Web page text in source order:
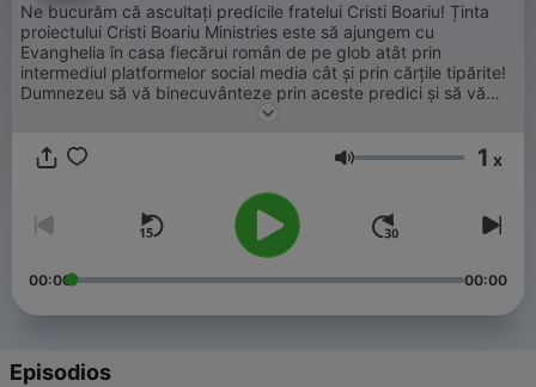
Ne bucurăm că ascultați predicile fratelui Cristi Boariu! Ținta
proiectului Cristi Boariu Ministries este să ajungem cu
Evanghelia în casa fiecărui român de pe glob atât prin
intermediul platformelor social media cât și prin cărțile tipărite!
Dumnezeu să vă binecuvânteze prin aceste predici și să vă
ajute să fiți cât mai aproape de cer!
Volumen 1 x
00:00 00:00
Episodios